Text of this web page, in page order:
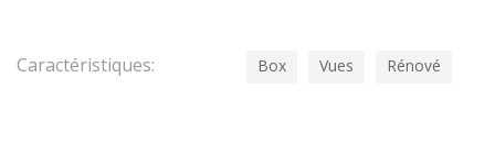
Caractéristiques: Box Vues Rénové